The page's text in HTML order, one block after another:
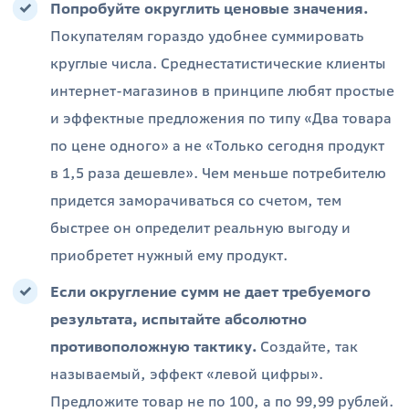
Попробуйте округлить ценовые значения.
Покупателям гораздо удобнее суммировать
круглые числа. Среднестатистические клиенты
интернет-магазинов в принципе любят простые
и эффектные предложения по типу «Два товара
по цене одного» а не «Только сегодня продукт
в 1,5 раза дешевле». Чем меньше потребителю
придется заморачиваться со счетом, тем
быстрее он определит реальную выгоду и
приобретет нужный ему продукт.
Если округление сумм не дает требуемого
результата, испытайте абсолютно
противоположную тактику. Создайте, так
называемый, эффект «левой цифры».
Предложите товар не по 100, а по 99,99 рублей.